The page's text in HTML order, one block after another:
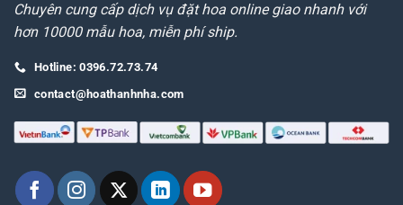
Chuyên cung cấp dịch vụ đặt hoa online giao nhanh với
hơn 10000 mẫu hoa, miễn phí ship.
Hotline: 0396.72.73.74
contact@hoathanhnha.com